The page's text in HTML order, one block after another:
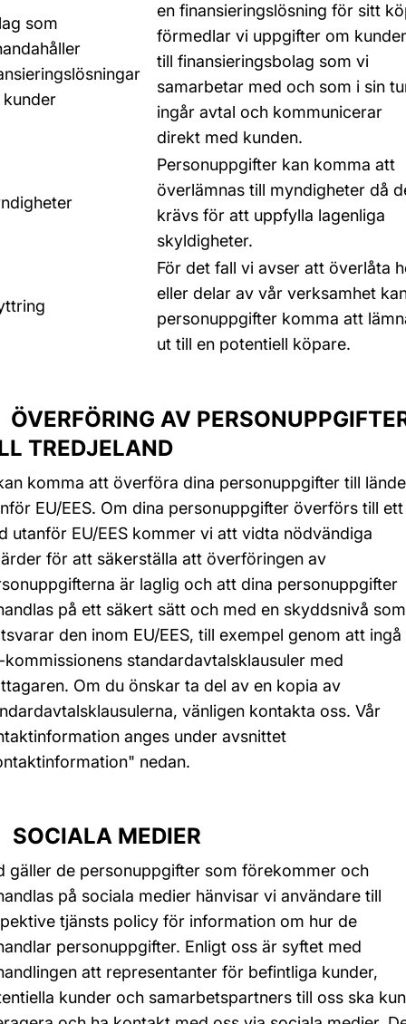
som
en finansieringslösning för sitt
förmedlar vi uppgifter om
till finansieringsbolag som vi
samarbetar med och som i sin
ingår avtal och kommunicerar
direkt med kunden.
Personuppgifter kan komma att
överlämnas till myndigheter då
krävs för att uppfylla lagenliga
skyldigheter.
För det fall vi avser att överlåta
eller delar av vår verksamhet
personuppgifter komma att
ut till en potentiell köpare.
AV
TREDJELAND
komma att överföra dina personuppgifter till
EU/EES. Om dina personuppgifter överförs till ett
utanför EU/EES kommer vi att vidta nödvändiga
för att säkerställa att överföringen av
är laglig och att dina personuppgifter
på ett säkert sätt och med en skyddsnivå som
den inom EU/EES, till exempel genom att ingå
kommissionens standardavtalsklausuler med
Om du önskar ta del av en kopia av
vänligen kontakta oss. Vår
anges under avsnittet
nedan.
MEDIER
gäller de personuppgifter som förekommer och
på sociala medier hänvisar vi användare till
tjänsts policy för information om hur de
personuppgifter. Enligt oss är syftet med
att representanter för befintliga kunder,
kunder och samarbetspartners till oss ska